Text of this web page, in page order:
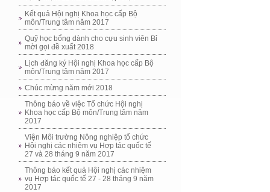
Kết quả Hội nghị Khoa học cấp Bộ
môn/Trung tâm năm 2017
Quỹ học bổng dành cho cựu sinh viên Bỉ
mời gọi đề xuất 2018
Lịch đăng ký Hội nghị Khoa học cấp Bộ
môn/Trung tâm năm 2017
Chúc mừng năm mới 2018
Thông báo về việc Tổ chức Hội nghị
Khoa học cấp Bộ môn/Trung tâm năm
2017
Viện Môi trường Nông nghiệp tổ chức
Hội nghị các nhiệm vụ Hợp tác quốc tế
27 và 28 tháng 9 năm 2017
Thông báo kết quả Hội nghị các nhiệm
vụ Hợp tác quốc tế 27 - 28 tháng 9 năm
2017